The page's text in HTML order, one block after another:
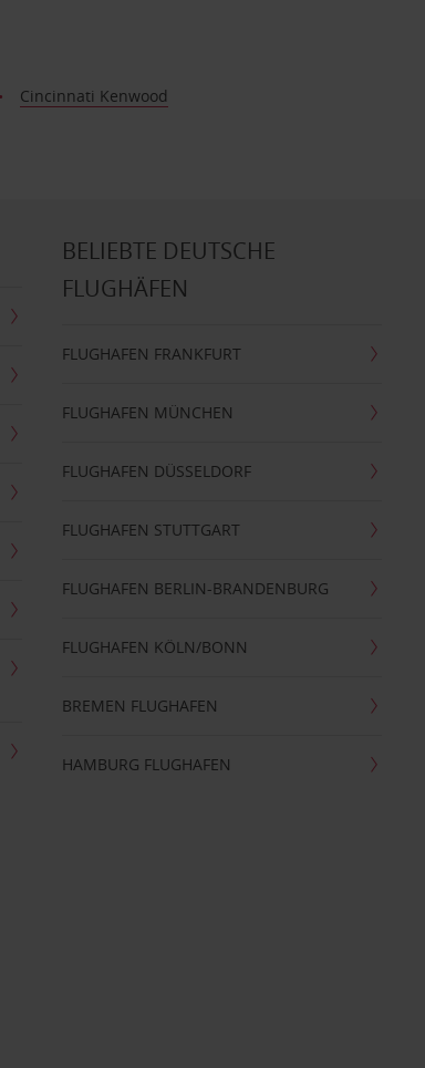
Cincinnati Kenwood
BELIEBTE DEUTSCHE
FLUGHÄFEN
FLUGHAFEN FRANKFURT
FLUGHAFEN MÜNCHEN
FLUGHAFEN DÜSSELDORF
FLUGHAFEN STUTTGART
FLUGHAFEN BERLIN-BRANDENBURG
FLUGHAFEN KÖLN/BONN
BREMEN FLUGHAFEN
HAMBURG FLUGHAFEN